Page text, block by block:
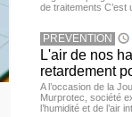
de traitements
PREVENTION
L'air de nos
retardement
A l’occasion de la
Murprotec, société
l’humidité et de l’air